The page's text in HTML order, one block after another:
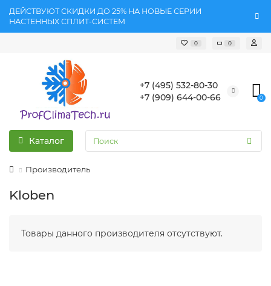
ДЕЙСТВУЮТ СКИДКИ ДО 25% НА НОВЫЕ СЕРИИ
НАСТЕННЫХ СПЛИТ-СИСТЕМ
0 0
+7 (495) 532-80-30
+7 (909) 644-00-66
0
Каталог
Производитель
Kloben
Товары данного производителя отсутствуют.